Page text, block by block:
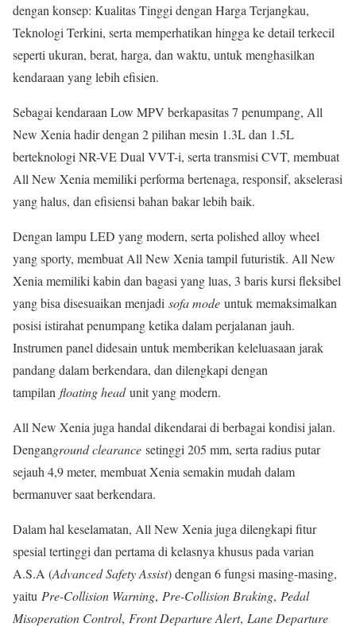
dengan konsep: Kualitas Tinggi dengan Harga Terjangkau,
Teknologi Terkini, serta memperhatikan hingga ke detail terkecil
seperti ukuran, berat, harga, dan waktu, untuk menghasilkan
kendaraan yang lebih efisien.
Sebagai kendaraan Low MPV berkapasitas 7 penumpang, All
New Xenia hadir dengan 2 pilihan mesin 1.3L dan 1.5L
berteknologi NR-VE Dual VVT-i, serta transmisi CVT, membuat
All New Xenia memiliki performa bertenaga, responsif, akselerasi
yang halus, dan efisiensi bahan bakar lebih baik.
Dengan lampu LED yang modern, serta polished alloy wheel
yang sporty, membuat All New Xenia tampil futuristik. All New
Xenia memiliki kabin dan bagasi yang luas, 3 baris kursi fleksibel
yang bisa disesuaikan menjadi sofa mode untuk memaksimalkan
posisi istirahat penumpang ketika dalam perjalanan jauh.
Instrumen panel didesain untuk memberikan keleluasaan jarak
pandang dalam berkendara, dan dilengkapi dengan
tampilan floating headunit yang modern.
All New Xenia juga handal dikendarai di berbagai kondisi jalan.
Denganground clearance setinggi 205 mm, serta radius putar
sejauh 4,9 meter, membuat Xenia semakin mudah dalam
bermanuver saat berkendara.
Dalam hal keselamatan, All New Xenia juga dilengkapi fitur
spesial tertinggi dan pertama di kelasnya khusus pada varian
A.S.A (Advanced Safety Assist) dengan 6 fungsi masing-masing,
yaitu Pre-Collision Warning, Pre-Collision Braking, Pedal
Misoperation Control, Front Departure Alert, Lane Departure